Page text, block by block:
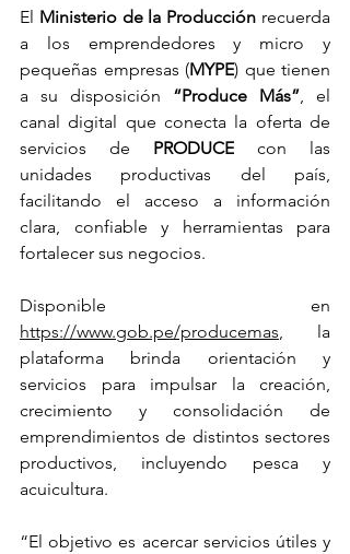
El Ministerio de la Producción recuerda
a los emprendedores y micro y
pequeñas empresas (MYPE) que tienen
a su disposición “Produce Más”, el
canal digital que conecta la oferta de
servicios de PRODUCE con las
unidades productivas del país,
facilitando el acceso a información
clara, confiable y herramientas para
fortalecer sus negocios.
https://www.gob.pe/producemas, la
plataforma brinda orientación y
servicios para impulsar la creación,
crecimiento y consolidación de
emprendimientos de distintos sectores
productivos, incluyendo pesca y
acuicultura.
“El objetivo es acercar servicios útiles y